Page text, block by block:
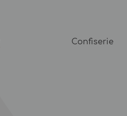
Confiserie